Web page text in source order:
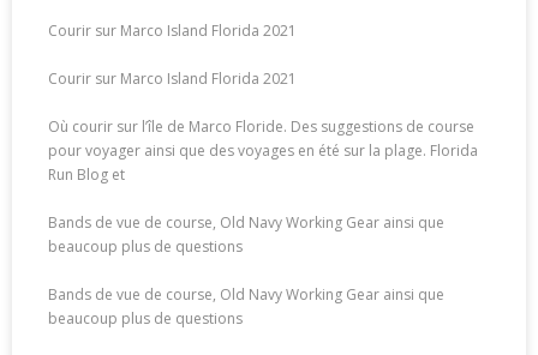
Courir sur Marco Island Florida 2021
Courir sur Marco Island Florida 2021
Où courir sur l’île de Marco Floride. Des suggestions de course
pour voyager ainsi que des voyages en été sur la plage. Florida
Run Blog et
Bands de vue de course, Old Navy Working Gear ainsi que
beaucoup plus de questions
Bands de vue de course, Old Navy Working Gear ainsi que
beaucoup plus de questions